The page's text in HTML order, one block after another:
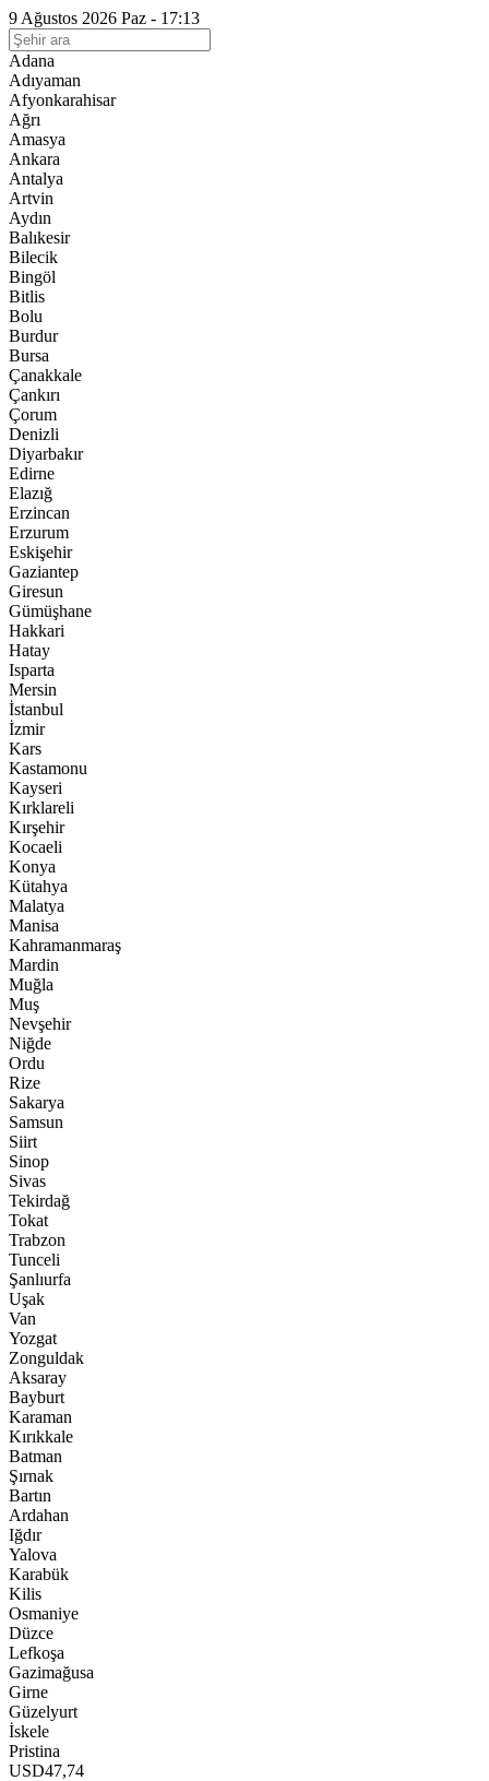
9 Ağustos 2026 Paz - 17:13
Adana
Adıyaman
Afyonkarahisar
Ağrı
Amasya
Ankara
Antalya
Artvin
Aydın
Balıkesir
Bilecik
Bingöl
Bitlis
Bolu
Burdur
Bursa
Çanakkale
Çankırı
Çorum
Denizli
Diyarbakır
Edirne
Elazığ
Erzincan
Erzurum
Eskişehir
Gaziantep
Giresun
Gümüşhane
Hakkari
Hatay
Isparta
Mersin
İstanbul
İzmir
Kars
Kastamonu
Kayseri
Kırklareli
Kırşehir
Kocaeli
Konya
Kütahya
Malatya
Manisa
Kahramanmaraş
Mardin
Muğla
Muş
Nevşehir
Niğde
Ordu
Rize
Sakarya
Samsun
Siirt
Sinop
Sivas
Tekirdağ
Tokat
Trabzon
Tunceli
Şanlıurfa
Uşak
Van
Yozgat
Zonguldak
Aksaray
Bayburt
Karaman
Kırıkkale
Batman
Şırnak
Bartın
Ardahan
Iğdır
Yalova
Karabük
Kilis
Osmaniye
Düzce
Lefkoşa
Gazimağusa
Girne
Güzelyurt
İskele
Pristina
USD47,74